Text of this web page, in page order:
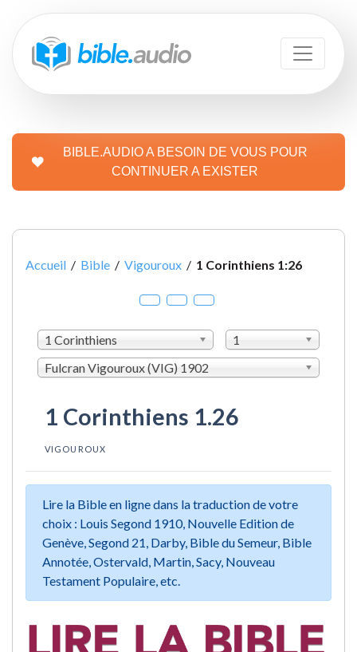
BIBLE.AUDIO A BESOIN DE VOUS POUR
CONTINUER A EXISTER
Accueil / Bible / Vigouroux / 1 Corinthiens 1:26
1 Corinthiens
1
Fulcran Vigouroux (VIG) 1902
1 Corinthiens 1.26
VIGOUROUX
Lire la Bible en ligne dans la traduction de votre
choix : Louis Segond 1910, Nouvelle Edition de
Genève, Segond 21, Darby, Bible du Semeur, Bible
Annotée, Ostervald, Martin, Sacy, Nouveau
Testament Populaire, etc.